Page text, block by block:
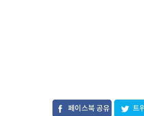
페이스북 공유 트